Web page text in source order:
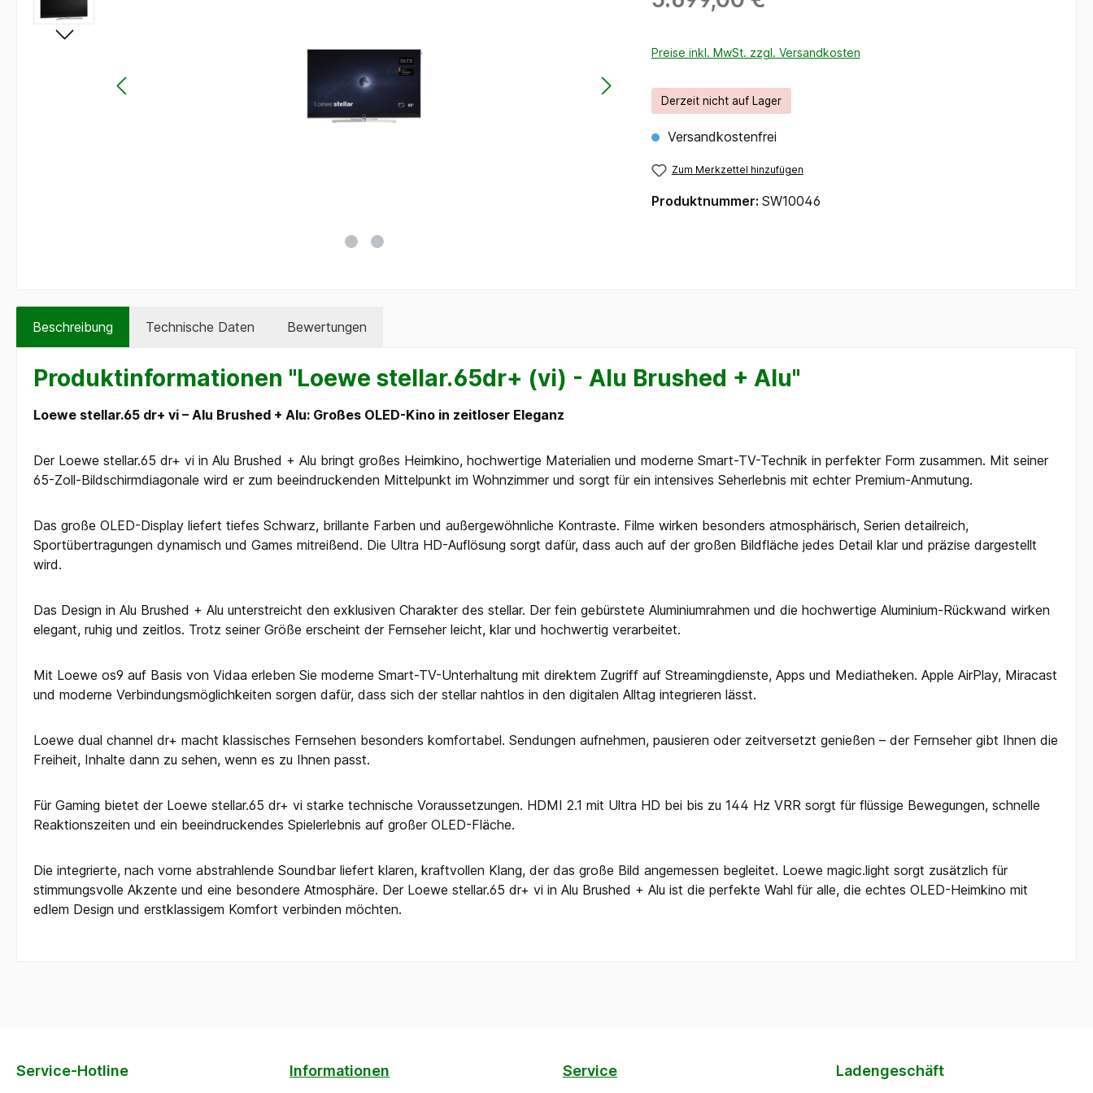
Preise inkl. MwSt. zzgl. Versandkosten
Derzeit nicht auf Lager
Versandkostenfrei
Zum Merkzettel hinzufügen
Produktnummer: SW10046
Beschreibung Technische Daten Bewertungen
Produktinformationen "Loewe stellar.65dr+ (vi) - Alu Brushed + Alu"
Loewe stellar.65 dr+ vi – Alu Brushed + Alu: Großes OLED-Kino in zeitloser Eleganz
Der Loewe stellar.65 dr+ vi in Alu Brushed + Alu bringt großes Heimkino, hochwertige Materialien und moderne Smart-TV-Technik in perfekter Form zusammen. Mit seiner
65-Zoll-Bildschirmdiagonale wird er zum beeindruckenden Mittelpunkt im Wohnzimmer und sorgt für ein intensives Seherlebnis mit echter Premium-Anmutung.
Das große OLED-Display liefert tiefes Schwarz, brillante Farben und außergewöhnliche Kontraste. Filme wirken besonders atmosphärisch, Serien detailreich,
Sportübertragungen dynamisch und Games mitreißend. Die Ultra HD-Auflösung sorgt dafür, dass auch auf der großen Bildfläche jedes Detail klar und präzise dargestellt
wird.
Das Design in Alu Brushed + Alu unterstreicht den exklusiven Charakter des stellar. Der fein gebürstete Aluminiumrahmen und die hochwertige Aluminium-Rückwand wirken
elegant, ruhig und zeitlos. Trotz seiner Größe erscheint der Fernseher leicht, klar und hochwertig verarbeitet.
Mit Loewe os9 auf Basis von Vidaa erleben Sie moderne Smart-TV-Unterhaltung mit direktem Zugriff auf Streamingdienste, Apps und Mediatheken. Apple AirPlay, Miracast
und moderne Verbindungsmöglichkeiten sorgen dafür, dass sich der stellar nahtlos in den digitalen Alltag integrieren lässt.
Loewe dual channel dr+ macht klassisches Fernsehen besonders komfortabel. Sendungen aufnehmen, pausieren oder zeitversetzt genießen – der Fernseher gibt Ihnen die
Freiheit, Inhalte dann zu sehen, wenn es zu Ihnen passt.
Für Gaming bietet der Loewe stellar.65 dr+ vi starke technische Voraussetzungen. HDMI 2.1 mit Ultra HD bei bis zu 144 Hz VRR sorgt für flüssige Bewegungen, schnelle
Reaktionszeiten und ein beeindruckendes Spielerlebnis auf großer OLED-Fläche.
Die integrierte, nach vorne abstrahlende Soundbar liefert klaren, kraftvollen Klang, der das große Bild angemessen begleitet. Loewe magic.light sorgt zusätzlich für
stimmungsvolle Akzente und eine besondere Atmosphäre. Der Loewe stellar.65 dr+ vi in Alu Brushed + Alu ist die perfekte Wahl für alle, die echtes OLED-Heimkino mit
edlem Design und erstklassigem Komfort verbinden möchten.
Service-Hotline Informationen Service Ladengeschäft